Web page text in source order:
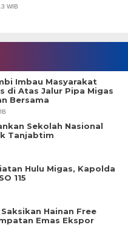
WIB
Imbau Masyarakat
di Atas Jalur Pipa Migas
Bersama
Sekolah Nasional
Tanjabtim
Hulu Migas, Kapolda
115
Hainan Free
Emas Ekspor